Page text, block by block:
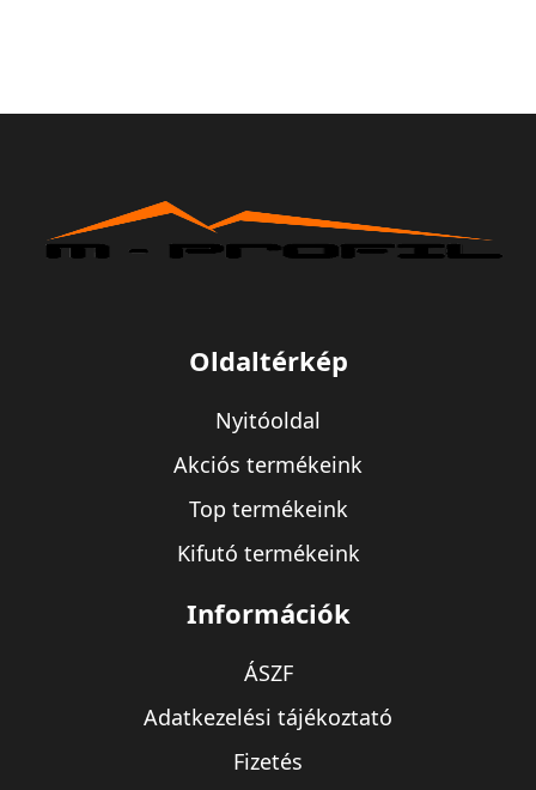
Oldaltérkép
Nyitóoldal
Akciós termékeink
Top termékeink
Kifutó termékeink
Információk
ÁSZF
Adatkezelési tájékoztató
Fizetés